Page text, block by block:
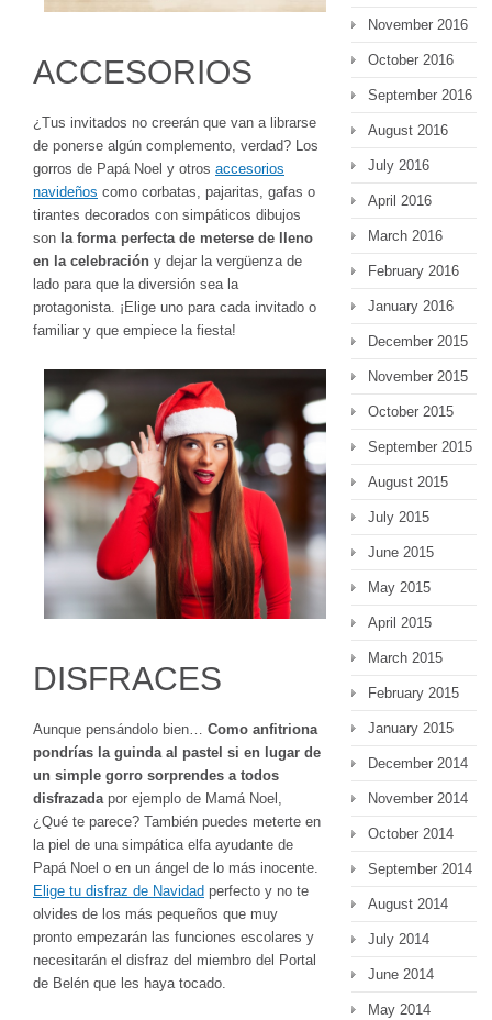
ACCESORIOS
¿Tus invitados no creerán que van a librarse
de ponerse algún complemento, verdad? Los
gorros de Papá Noel y otros accesorios
navideños como corbatas, pajaritas, gafas o
tirantes decorados con simpáticos dibujos
son la forma perfecta de meterse de lleno
en la celebración y dejar la vergüenza de
lado para que la diversión sea la
protagonista. ¡Elige uno para cada invitado o
familiar y que empiece la fiesta!
DISFRACES
Aunque pensándolo bien… Como anfitriona
pondrías la guinda al pastel si en lugar de
un simple gorro sorprendes a todos
disfrazada por ejemplo de Mamá Noel,
¿Qué te parece? También puedes meterte en
la piel de una simpática elfa ayudante de
Papá Noel o en un ángel de lo más inocente.
Elige tu disfraz de Navidad perfecto y no te
olvides de los más pequeños que muy
pronto empezarán las funciones escolares y
necesitarán el disfraz del miembro del Portal
de Belén que les haya tocado.
November 2016
October 2016
September 2016
August 2016
July 2016
April 2016
March 2016
February 2016
January 2016
December 2015
November 2015
October 2015
September 2015
August 2015
July 2015
June 2015
May 2015
April 2015
March 2015
February 2015
January 2015
December 2014
November 2014
October 2014
September 2014
August 2014
July 2014
June 2014
May 2014